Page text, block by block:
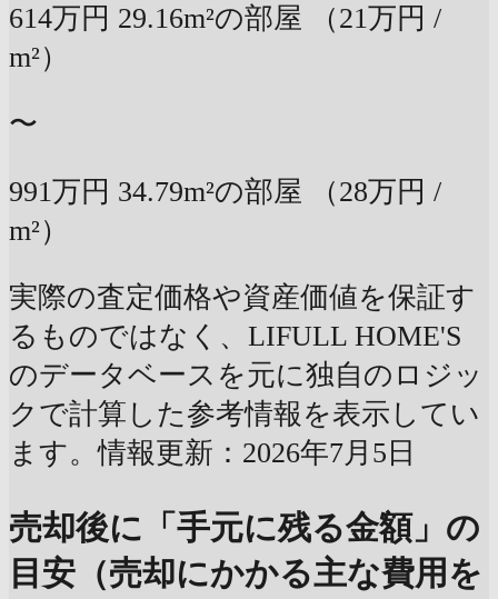
614万円 29.16m²の部屋
（21万円 /
m²）
〜
991万円 34.79m²の部屋
（28万円 /
m²）
実際の査定価格や資産価値を保証す
るものではなく、LIFULL HOME'S
のデータベースを元に独自のロジッ
クで計算した参考情報を表示してい
ます。情報更新：2026年7月5日
売却後に「手元に残る金額」の
目安（売却にかかる主な費用を